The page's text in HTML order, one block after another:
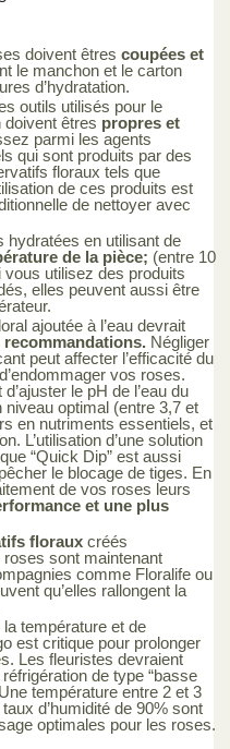
doivent êtres coupées et
le manchon et le carton
d’hydratation.
outils utilisés pour le
doivent êtres propres et
parmi les agents
qui sont produits par des
floraux tels que
de ces produits est
de nettoyer avec
hydratées en utilisant de
de la pièce; (entre 10
utilisez des produits
elles peuvent aussi être
ajoutée à l’eau devrait
recommandations. Négliger
peut affecter l’efficacité du
vos roses.
le pH de l’eau du
niveau optimal (entre 3,7 et
en nutriments essentiels, et
L’utilisation d’une solution
“Quick Dip” est aussi
le blocage de tiges. En
de vos roses leurs
et une plus
floraux créés
sont maintenant
comme Floralife ou
qu’elles rallongent la
température et de
est critique pour prolonger
Les fleuristes devraient
de type “basse
température entre 2 et 3
d’humidité de 90% sont
optimales pour les roses.